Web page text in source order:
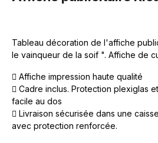
Tableau décoration de l'affiche
le vainqueur de la soif ". Affiche de
Affiche impression haute qualité
Cadre inclus. Protection plexiglas
facile au dos
Livraison sécurisée dans une
avec protection renforcée.